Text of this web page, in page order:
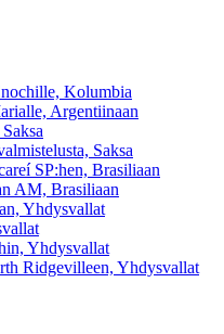
Kolumbia
Argentiinaan
Saksa
SP:hen, Brasiliaan
AM, Brasiliaan
Yhdysvallat
Yhdysvallat
Ridgevilleen, Yhdysvallat